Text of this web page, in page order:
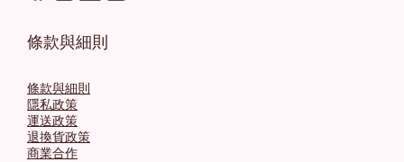
條款與細則
條款與細則
隱私政策
運送政策
退換貨政策
商業合作